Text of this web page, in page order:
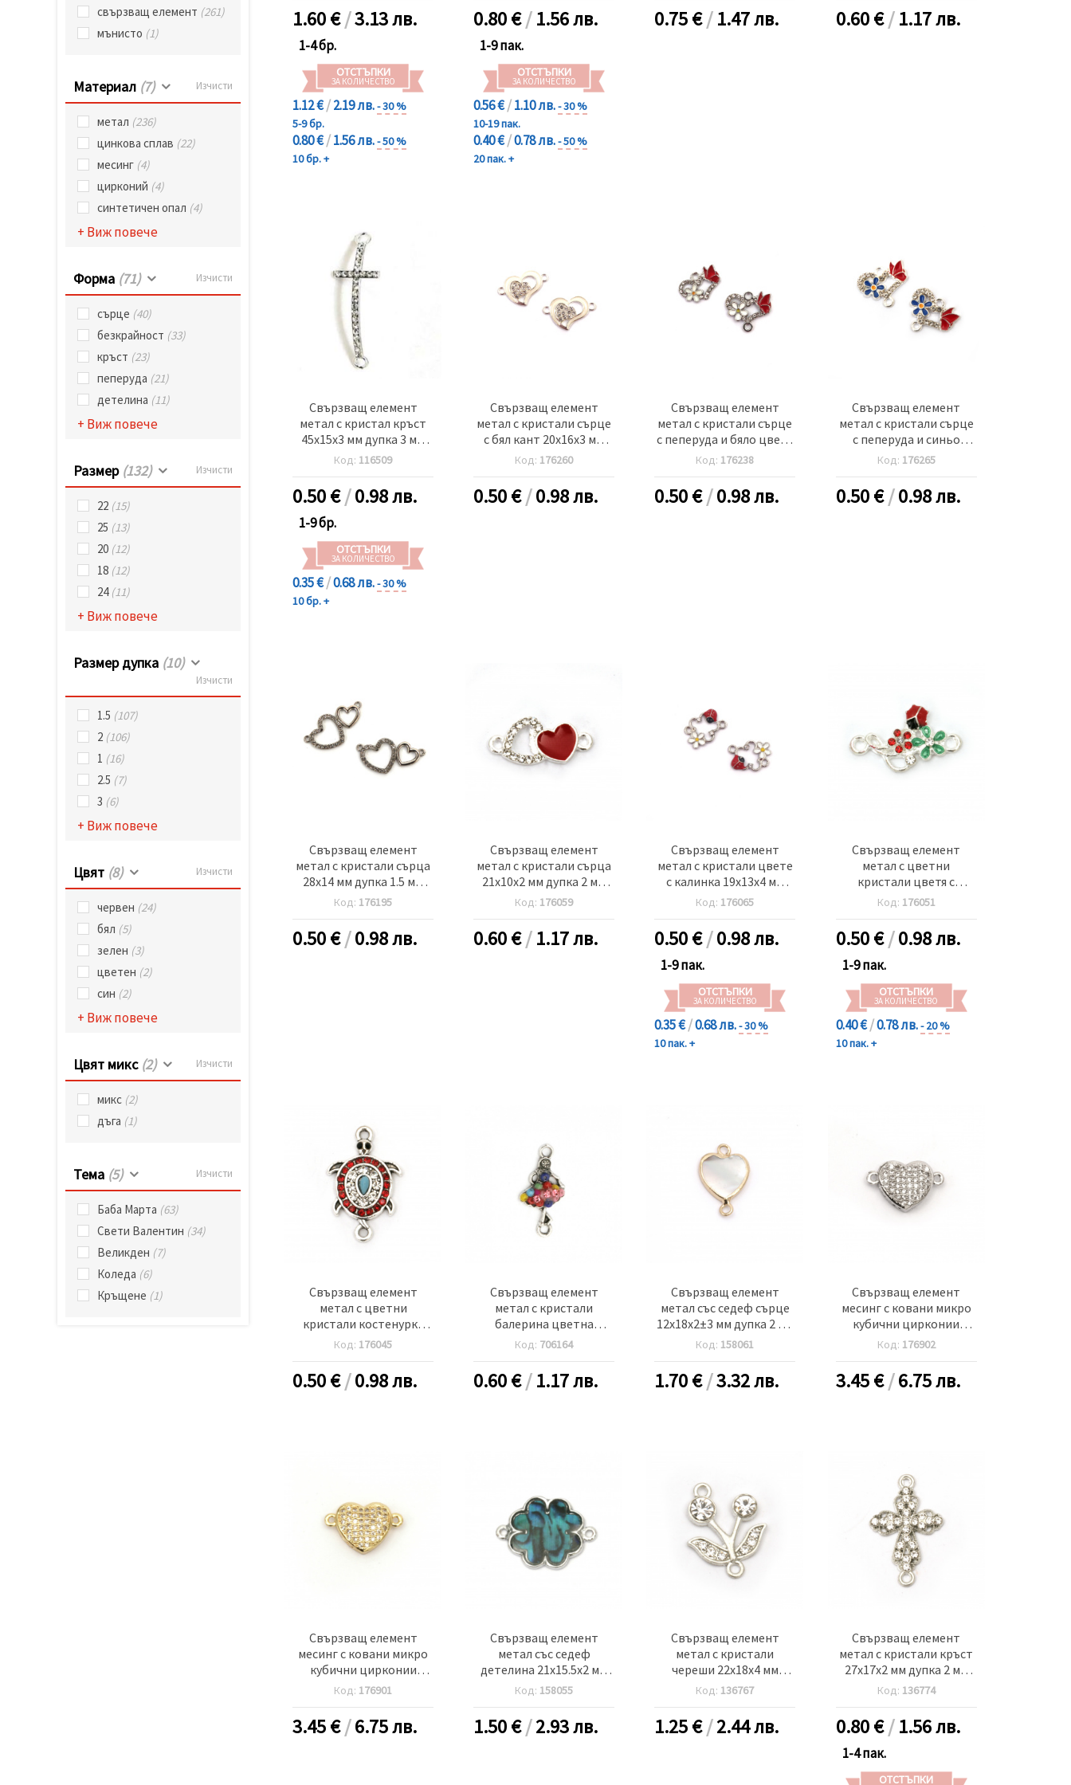
свързващ елемент (261)
мънисто (1)
Материал (7) Изчисти
метал (236)
цинкова сплав (22)
месинг (4)
цирконий (4)
синтетичен опал (4)
+ Виж повече
Форма (71) Изчисти
сърце (40)
безкрайност (33)
кръст (23)
пеперуда (21)
детелина (11)
+ Виж повече
Размер (132) Изчисти
22 (15)
25 (13)
20 (12)
18 (12)
24 (11)
+ Виж повече
Размер дупка (10)
Изчисти
1.5 (107)
2 (106)
1 (16)
2.5 (7)
3 (6)
+ Виж повече
Цвят (8) Изчисти
червен (24)
бял (5)
зелен (3)
цветен (2)
син (2)
+ Виж повече
Цвят микс (2) Изчисти
микс (2)
дъга (1)
Тема (5) Изчисти
Баба Марта (63)
Свети Валентин (34)
Великден (7)
Коледа (6)
Кръщене (1)
1.60€/3.13 лв.
1-4 бр.
ОТСТЪПКИ
ЗА КОЛИЧЕСТВО
1.12 €/2.19 лв.- 30 %
5-9 бр.
0.80 €/1.56 лв.- 50 %
10 бр. +
0.80€/1.56 лв.
1-9 пак.
ОТСТЪПКИ
ЗА КОЛИЧЕСТВО
0.56 €/1.10 лв.- 30 %
10-19 пак.
0.40 €/0.78 лв.- 50 %
20 пак. +
0.75€/1.47 лв. 0.60€/1.17 лв.
Свързващ елемент
метал с кристал кръст
45x15x3 мм дупка 3 мм
цвят сребро
Код: 116509
0.50€/0.98 лв.
1-9 бр.
ОТСТЪПКИ
ЗА КОЛИЧЕСТВО
0.35 €/0.68 лв.- 30 %
10 бр. +
Свързващ елемент
метал с кристали сърце
с бял кант 20x16x3 мм
дупка 1.5 мм цвят
сребро -2 броя
Код: 176260
0.50€/0.98 лв.
Свързващ елемент
метал с кристали сърце
с пеперуда и бяло цвете
18x12x3 мм дупка 2 мм
цвят сребро -2 броя
Код: 176238
0.50€/0.98 лв.
Свързващ елемент
метал с кристали сърце
с пеперуда и синьо
цвете 18x16x3 мм дупка
2 мм цвят сребро -2 броя
Код: 176265
0.50€/0.98 лв.
Свързващ елемент
метал с кристали сърца
28x14 мм дупка 1.5 мм
цвят сребро - 2 броя
Код: 176195
0.50€/0.98 лв.
Свързващ елемент
метал с кристали сърца
21x10x2 мм дупка 2 мм
цвят сребро -2 броя
Код: 176059
0.60€/1.17 лв.
Свързващ елемент
метал с кристали цвете
с калинка 19x13x4 мм
дупка 2 мм цвят сребро
-2 броя
Код: 176065
0.50€/0.98 лв.
1-9 пак.
ОТСТЪПКИ
ЗА КОЛИЧЕСТВО
0.35 €/0.68 лв.- 30 %
10 пак. +
Свързващ елемент
метал с цветни
кристали цветя с
калинка 23x14x3 мм
дупка 2 мм цвят сребро
-2 броя
Код: 176051
0.50€/0.98 лв.
1-9 пак.
ОТСТЪПКИ
ЗА КОЛИЧЕСТВО
0.40 €/0.78 лв.- 20 %
10 пак. +
Свързващ елемент
метал с цветни
кристали костенурка
25x17x4 мм дупка 2 мм
цвят сребро - 2 броя
Код: 176045
0.50€/0.98 лв.
Свързващ елемент
метал с кристали
балерина цветна
24x12x5 мм дупка 2 мм
цвят сребро -2 броя
Код: 706164
0.60€/1.17 лв.
Свързващ елемент
метал със седеф сърце
12x18x2±3 мм дупка 2 мм
-1 брой
Код: 158061
1.70€/3.32 лв.
Свързващ елемент
месинг с ковани микро
кубични цирконии
сърце 10x16x4 мм дупка
1 мм цвят сребро
Код: 176902
3.45€/6.75 лв.
Свързващ елемент
месинг с ковани микро
кубични цирконии
сърце 10x16x4 мм дупка
1 мм цвят злато
Код: 176901
3.45€/6.75 лв.
Свързващ елемент
метал със седеф
детелина 21x15.5x2 мм
дупка 1.5 мм -5 броя
Код: 158055
1.50€/2.93 лв.
Свързващ елемент
метал с кристали
череши 22x18x4 мм
дупка 2 мм цвят сребро
-5 броя
Код: 136767
1.25€/2.44 лв.
Свързващ елемент
метал с кристали кръст
27x17x2 мм дупка 2 мм
цвят сребро -2 броя
Код: 136774
0.80€/1.56 лв.
1-4 пак.
ОТСТЪПКИ